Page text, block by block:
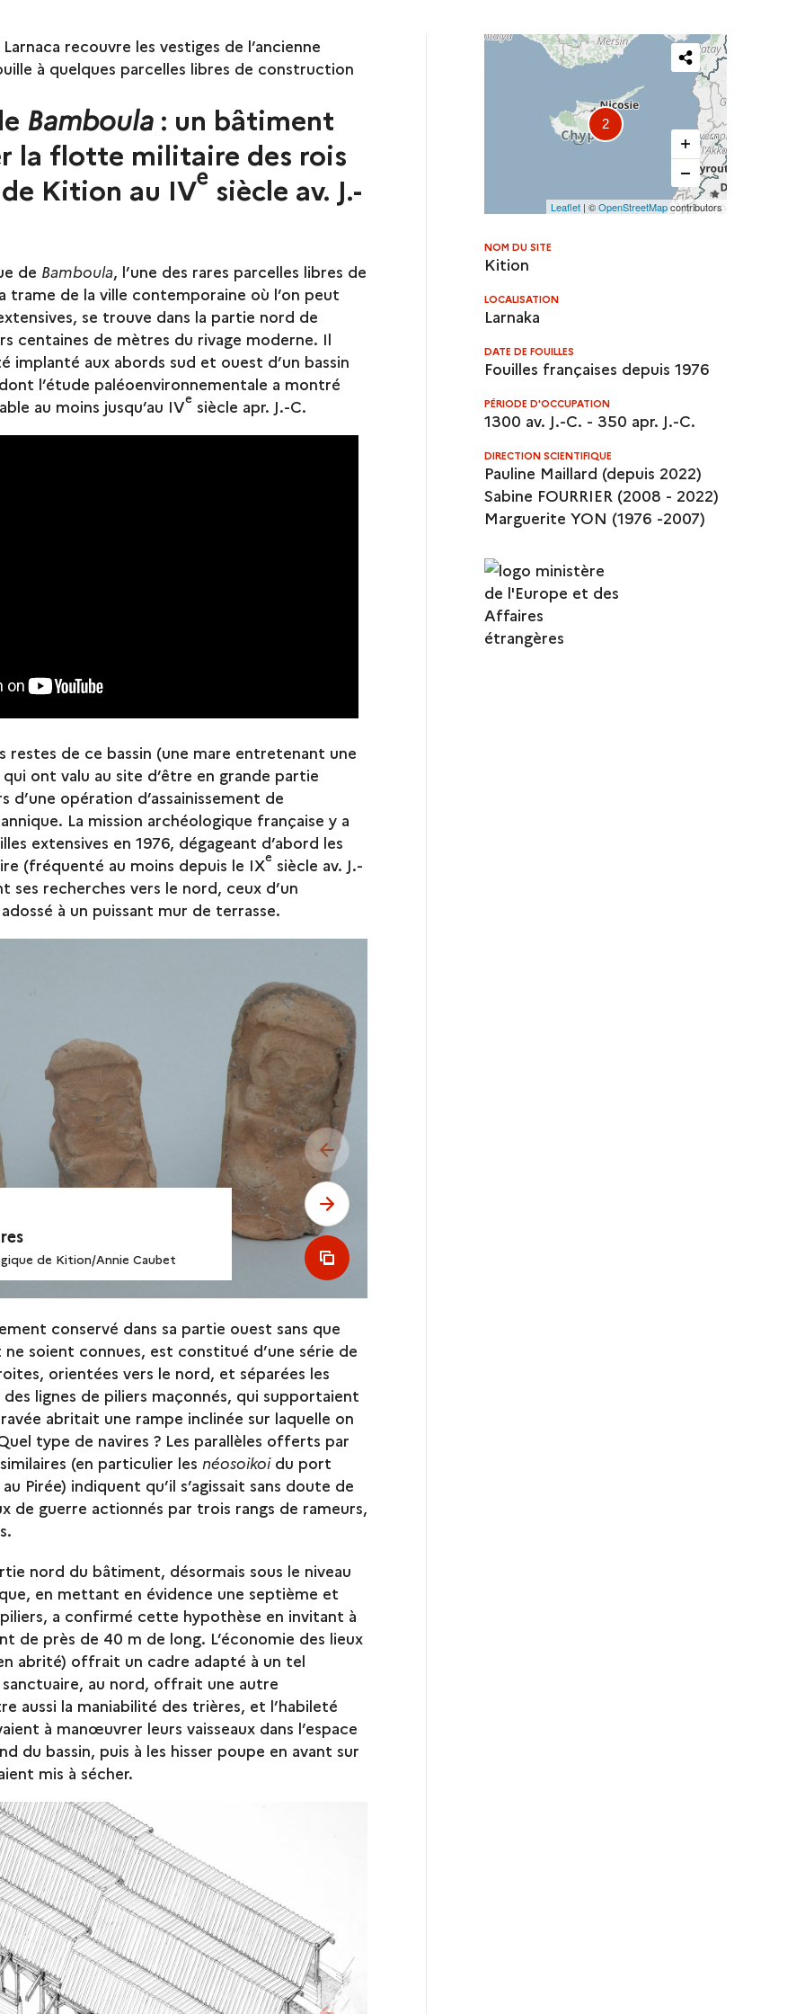
recouvre les vestiges de l’ancienne
à quelques parcelles libres de construction
Bamboula: un bâtiment
la flotte militaire des rois
Kition au IVesiècle av. J.-
de Bamboula, l’une des rares parcelles libres de
trame de la ville contemporaine où l’on peut
se trouve dans la partie nord de
centaines de mètres du rivage moderne. Il
implanté aux abords sud et ouest d’un bassin
l’étude paléoenvironnementale a montré
au moins jusqu’au IVe siècle apr. J.-C.
restes de ce bassin (une mare entretenant une
ont valu au site d’être en grande partie
d’une opération d’assainissement de
La mission archéologique française y a
extensives en 1976, dégageant d’abord les
(fréquenté au moins depuis le IXe siècle av. J.-
ses recherches vers le nord, ceux d’un
à un puissant mur de terrasse.
de Kition/Annie Caubet
see previous slide
see next slide
see all media
conservé dans sa partie ouest sans que
ne soient connues, est constitué d’une série de
orientées vers le nord, et séparées les
lignes de piliers maçonnés, qui supportaient
abritait une rampe inclinée sur laquelle on
type de navires ? Les parallèles offerts par
(en particulier les néosoikoidu port
Pirée) indiquent qu’il s’agissait sans doute de
de guerre actionnés par trois rangs de rameurs,
nord du bâtiment, désormais sous le niveau
en mettant en évidence une septième et
a confirmé cette hypothèse en invitant à
de près de 40 m de long. L’économie des lieux
abrité) offrait un cadre adapté à un tel
au nord, offrait une autre
aussi la maniabilité des trières, et l’habileté
à manœuvrer leurs vaisseaux dans l’espace
du bassin, puis à les hisser poupe en avant sur
mis à sécher.
Partager
cette
carte
2
Leaflet| ©OpenStreetMapcontributors
NOM DU SITE
Kition
LOCALISATION
Larnaka
DATE DE FOUILLES
Fouilles françaises depuis 1976
PÉRIODE D'OCCUPATION
1300 av. J.-C. - 350 apr. J.-C.
DIRECTION SCIENTIFIQUE
Pauline Maillard (depuis 2022)
Sabine FOURRIER (2008 - 2022)
Marguerite YON (1976 -2007)